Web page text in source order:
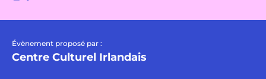
Évènement proposé par :
Centre Culturel Irlandais